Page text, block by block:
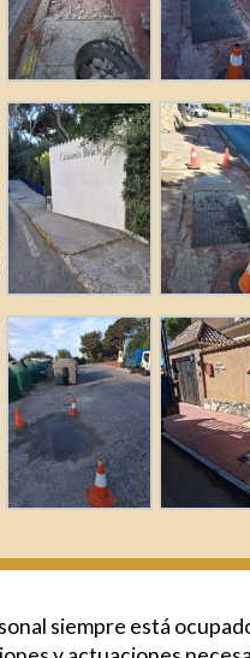
siempre está